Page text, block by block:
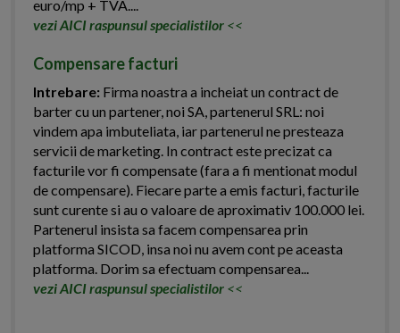
euro/mp + TVA....
vezi AICI raspunsul specialistilor <<
Compensare facturi
Intrebare: Firma noastra a incheiat un contract de
barter cu un partener, noi SA, partenerul SRL: noi
vindem apa imbuteliata, iar partenerul ne presteaza
servicii de marketing. In contract este precizat ca
facturile vor fi compensate (fara a fi mentionat modul
de compensare). Fiecare parte a emis facturi, facturile
sunt curente si au o valoare de aproximativ 100.000 lei.
Partenerul insista sa facem compensarea prin
platforma SICOD, insa noi nu avem cont pe aceasta
platforma. Dorim sa efectuam compensarea...
vezi AICI raspunsul specialistilor <<